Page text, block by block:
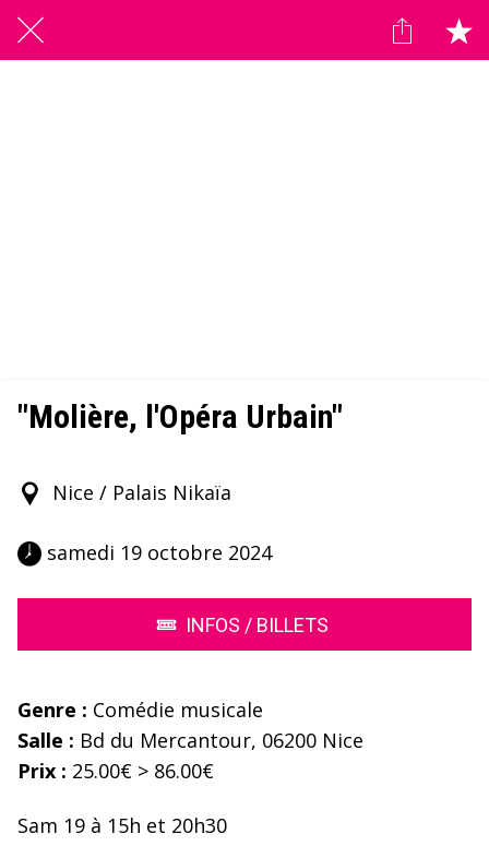
"Molière, l'Opéra Urbain"
Nice / Palais Nikaïa
samedi 19 octobre 2024
INFOS / BILLETS
Genre : Comédie musicale
Salle : Bd du Mercantour, 06200 Nice
Prix : 25.00€ > 86.00€
Sam 19 à 15h et 20h30